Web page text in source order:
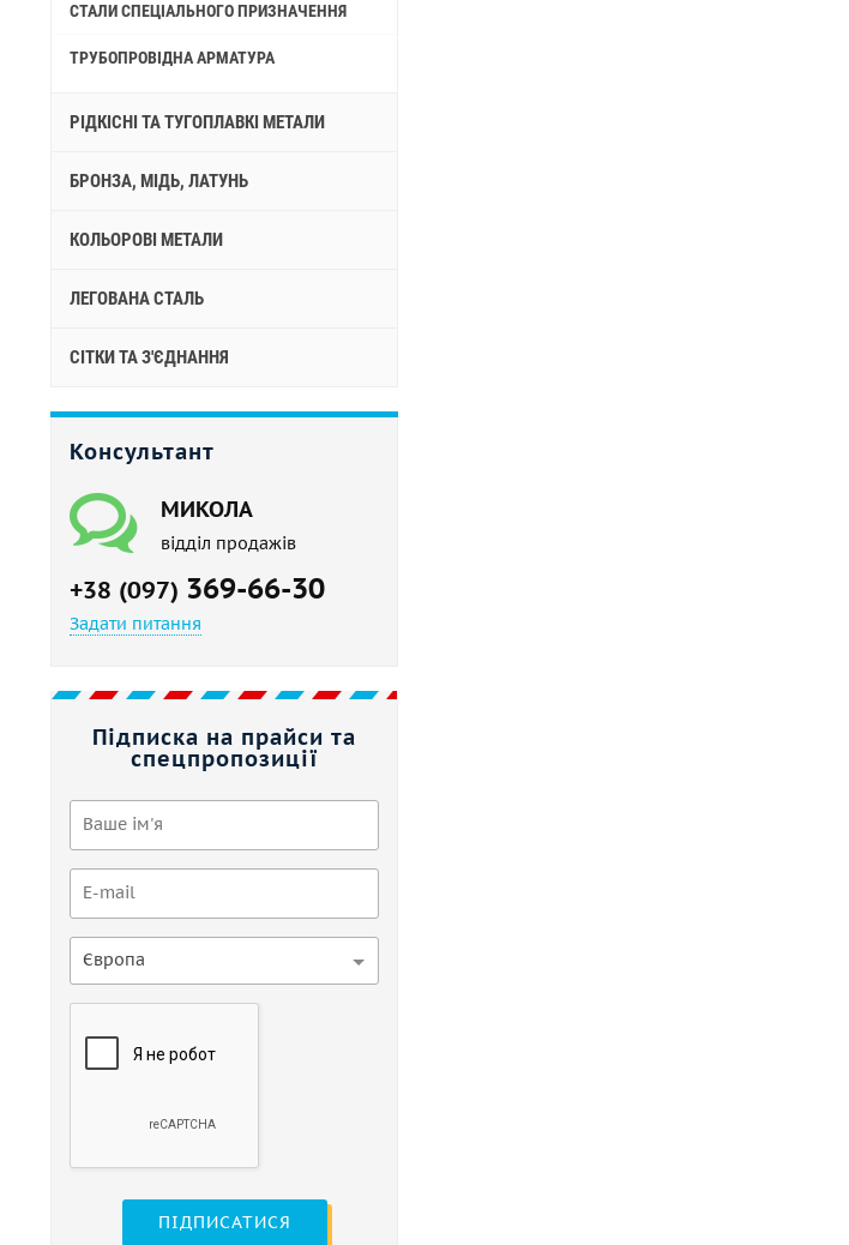
СТАЛИ СПЕЦІАЛЬНОГО ПРИЗНАЧЕННЯ
ТРУБОПРОВІДНА АРМАТУРА
РІДКІСНІ ТА ТУГОПЛАВКІ МЕТАЛИ
БРОНЗА, МІДЬ, ЛАТУНЬ
КОЛЬОРОВІ МЕТАЛИ
ЛЕГОВАНА СТАЛЬ
СІТКИ ТА З'ЄДНАННЯ
Консультант
МИКОЛА
відділ продажів
+38 (097) 369-66-30
Задати питання
Підписка на прайси та
спецпропозиції
Європа
ПІДПИСАТИСЯ